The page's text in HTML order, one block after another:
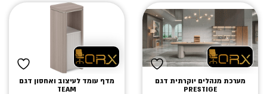
מערכת מנהלים יוקרתית דגם
PRESTIGE
מדף עומד לעיצוב ואחסון דגם
TEAM